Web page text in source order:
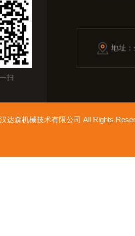
扫
地址
达森机械技术有限公司 All Rights